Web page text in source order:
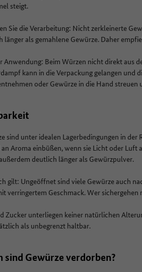
steigt.
Sie die Verarbeitung: Nicht zerkleinerte
länger als gemahlene Gewürze. Daher
Anwendung: Beim Würzen nicht direkt aus
kann in die Verpackung gelangen und
oder Gewürze in die Hand streuen
sind unter idealen Lagerbedingungen in
Aroma einbüßen, wenn sie Licht oder Luft
deutlich länger als Gewürzpulver.
gilt: Ungeöffnet sind viele Gewürze auch
verringertem Geschmack. Wer
Zucker unterliegen keiner natürlichen
als unbegrenzt haltbar.
sind Gewürze verdorben?